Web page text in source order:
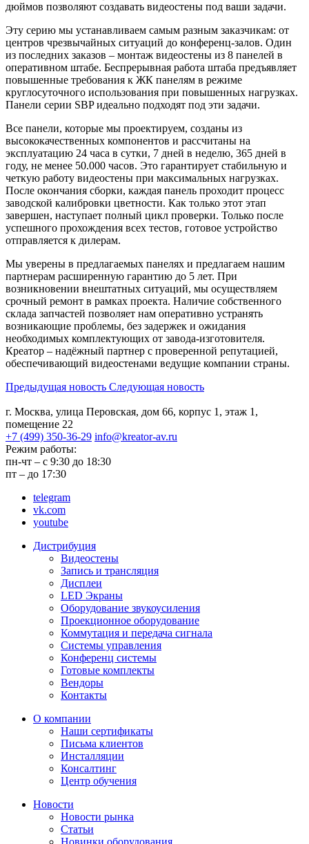
дюймов позволяют создавать видеостены под ваши задачи.
Эту серию мы устанавливаем самым разным заказчикам: от
центров чрезвычайных ситуаций до конференц-залов. Один
из последних заказов – монтаж видеостены из 8 панелей в
оперативном штабе. Беспрерывная работа штаба предъявляет
повышенные требования к ЖК панелям в режиме
круглосуточного использования при повышенных нагрузках.
Панели серии SBP идеально подходят под эти задачи.
Все панели, которые мы проектируем, созданы из
высококачественных компонентов и рассчитаны на
эксплуатацию 24 часа в сутки, 7 дней в неделю, 365 дней в
году, не менее 50.000 часов. Это гарантирует стабильную и
четкую работу видеостены при максимальных нагрузках.
После окончания сборки, каждая панель проходит процесс
заводской калибровки цветности. Как только этот этап
завершен, наступает полный цикл проверки. Только после
успешного прохождения всех тестов, готовое устройство
отправляется к дилерам.
Мы уверены в предлагаемых панелях и предлагаем нашим
партнерам расширенную гарантию до 5 лет. При
возникновении внештатных ситуаций, мы осуществляем
срочный ремонт в рамках проекта. Наличие собственного
склада запчастей позволяет нам оперативно устранять
возникающие проблемы, без задержек и ожидания
необходимых комплектующих от завода-изготовителя.
Креатор – надёжный партнер с проверенной репутацией,
обеспечивающий видеостенами ведущие компании страны.
Предыдущая новость Следующая новость
г. Москва, улица Перовская, дом 66, корпус 1, этаж 1,
помещение 22
+7 (499) 350-36-29 info@kreator-av.ru
Режим работы:
пн-чт – с 9:30 до 18:30
пт – до 17:30
telegram
vk.com
youtube
Дистрибуция
Видеостены
Запись и трансляция
Дисплеи
LED Экраны
Оборудование звукоусиления
Проекционное оборудование
Коммутация и передача сигнала
Системы управления
Конференц системы
Готовые комплекты
Вендоры
Контакты
О компании
Наши сертификаты
Письма клиентов
Инсталляции
Консалтинг
Центр обучения
Новости
Новости рынка
Статьи
Новинки оборудования